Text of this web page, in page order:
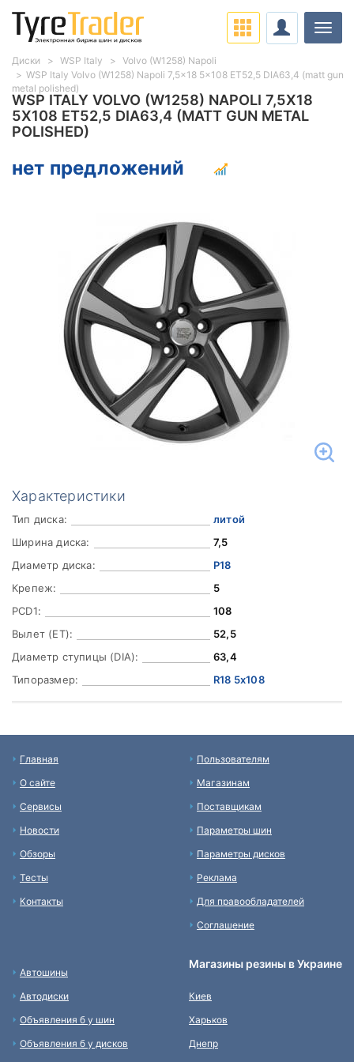
WSP ITALY VOLVO (W1258) NAPOLI 7,5X18
5X108 ET52,5 DIA63,4 (MATT GUN METAL
POLISHED)
нет предложений
Характеристики
Тип диска:
литой
Ширина диска:
7,5
Диаметр диска:
Р18
Крепеж:
5
PCD1:
108
Вылет (ET):
52,5
Диаметр ступицы (DIA):
63,4
Типоразмер:
R18 5x108
Диски WSP Italy
Volvo (W1258) Napoli
WSP Italy Volvo (W1258) Napoli 7,5x18 5x108 ET52,5 DIA63,4 (matt gun
metal polished)
Главная
О сайте
Сервисы
Новости
Обзоры
Тесты
Контакты
Пользователям
Магазинам
Поставщикам
Параметры шин
Параметры дисков
Реклама
Для правообладателей
Соглашение
Автошины
Автодиски
Объявления б у шин
Объявления б у дисков
Магазины резины в Украине
Киев
Харьков
Днепр